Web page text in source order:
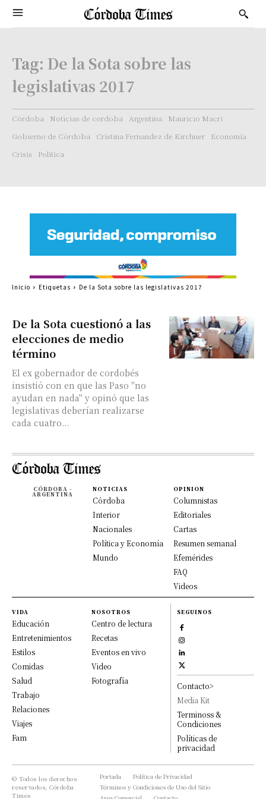
Tag: De la Sota sobre las
legislativas 2017
Córdoba Noticias de cordoba Argentina
Mauricio Macri
Gobierno de Córdoba
Cristina Fernandez de Kirchner
Economía
Crisis
Politica
De la Sota cuestionó a las
elecciones de medio
término
El ex gobernador de cordobés
insistió con en que las Paso "no
ayudan en nada" y opinó que las
legislativas deberían realizarse
cada cuatro...
Inicio Etiquetas De la Sota sobre las legislativas 2017
CÓRDOBA -
ARGENTINA
NOTICIAS
Córdoba
Interior
Nacionales
Política y Economía
Mundo
OPINION
Columnistas
Editoriales
Cartas
Resumen semanal
Efemérides
FAQ
Videos
VIDA
Educación
Entretenimientos
Estilos
Comidas
Salud
Trabajo
Relaciones
Viajes
Fam
NOSOTROS
Centro de lectura
Recetas
Eventos en vivo
Video
Fotografía
SEGUINOS
Contacto>
Media Kit
Terminoss &
Condiciones
Políticas de
privacidad
© Todos los derechos
reservados, Córdoba
Times
Portada
Política de Privacidad
Términos y Condiciones de Uso del Sitio